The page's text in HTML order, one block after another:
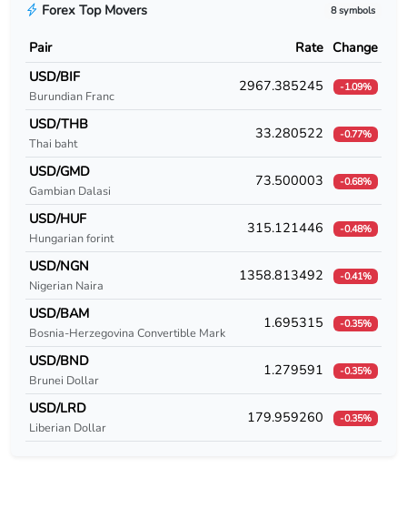
USD/CDF
USD/CHF
USD/CLF
USD/CLP
USD/CNY
USD/COP
USD/CRC
USD/CUC
USD/CUP
USD/CVE
USD/CZK
Forex Top Movers 8 symbols
Pair Rate Change
USD/BIF
Burundian Franc
2967.385245 -1.09%
USD/THB
Thai baht
33.280522 -0.77%
USD/GMD
Gambian Dalasi
73.500003 -0.68%
USD/HUF
Hungarian forint
315.121446 -0.48%
USD/NGN
Nigerian Naira
1358.813492 -0.41%
USD/BAM
Bosnia-Herzegovina Convertible Mark
1.695315 -0.35%
USD/BND
Brunei Dollar
1.279591 -0.35%
USD/LRD
Liberian Dollar
179.959260 -0.35%